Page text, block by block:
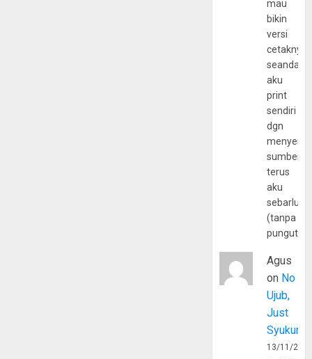
mau
bikin
versi
cetaknya
aku
print
sendiri
dgn
sumber
terus
aku
(tanpa
Agus
on No
Ujub,
Just
Syukur
13/11/